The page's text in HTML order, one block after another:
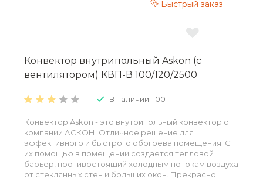
Быстрый заказ
Конвектор внутрипольный Askon (с
вентилятором) КВП-В 100/120/2500
В наличии: 100
Конвектор Askon - это внутрипольный конвектор от
компании АСКОН. Отличное решение для
эффективного и быстрого обогрева помещения. С
их помощью в помещении создается тепловой
барьер, противостоящий холодным потокам воздуха
от стеклянных стен и больших окон. Прекрасно